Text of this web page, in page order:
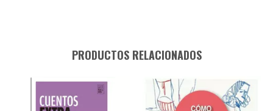
PRODUCTOS RELACIONADOS